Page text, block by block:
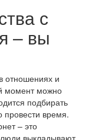
с
– вы
отношениях и
момент можно
подбирать
провести время.
– это
выкладывают